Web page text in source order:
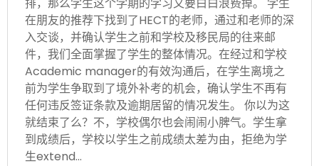
排，那么学生这个学期的学习又要白白浪费掉。 学生
在朋友的推荐下找到了HECT的老师，通过和老师的深
入交谈，并确认学生之前和学校及移民局的往来邮
件，我们全面掌握了学生的整体情况。在经过和学校
Academic manager的有效沟通后，在学生离境之
前为学生争取到了境外补考的机会，确认学生不再有
任何违反签证条款及逾期居留的情况发生。 你以为这
就结束了么？不，学校偶尔也会闹闹小脾气。学生拿
到成绩后，学校以学生之前成绩太差为由，拒绝为学
生extend…